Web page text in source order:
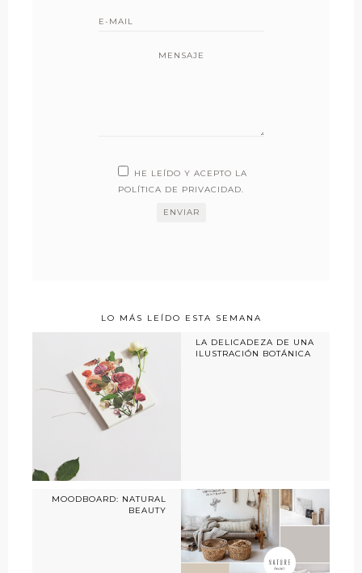
MENSAJE
HE LEÍDO Y ACEPTO LA
POLÍTICA DE PRIVACIDAD.
LO MÁS LEÍDO ESTA SEMANA
LA DELICADEZA DE UNA
ILUSTRACIÓN BOTÁNICA
MOODBOARD: NATURAL
BEAUTY